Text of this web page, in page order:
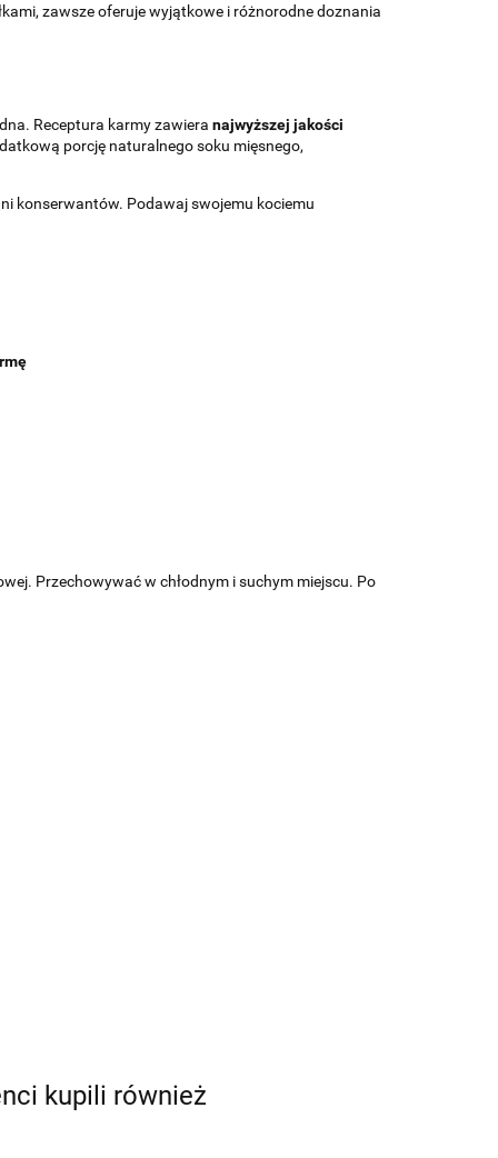
zawsze oferuje wyjątkowe i różnorodne doznania
Receptura karmy zawiera najwyższej jakości
porcję naturalnego soku mięsnego,
konserwantów. Podawaj swojemu kociemu
Przechowywać w chłodnym i suchym miejscu. Po
kupili również